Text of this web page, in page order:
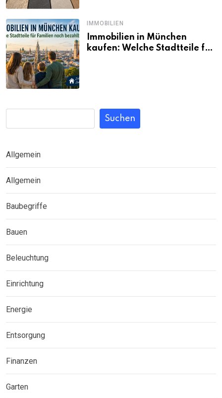
IMMOBILIEN
Immobilien in München
kaufen: Welche Stadtteile für
Suchen
Allgemein
Allgemein
Baubegriffe
Bauen
Beleuchtung
Einrichtung
Energie
Entsorgung
Finanzen
Garten